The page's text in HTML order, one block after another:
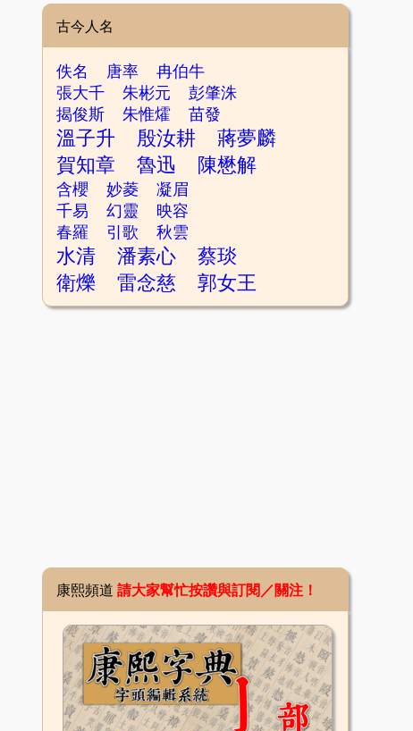
古今人名
佚名 唐率
冉伯牛
張大千
朱彬元
彭肇洙
揭俊斯
朱惟㸌 苗發
溫子升 殷汝耕
蔣夢麟
賀知章
魯迅 陳懋解
含櫻 妙菱
凝眉
千易
幻靈
映容
春羅
引歌 秋雲
水清 潘素心
蔡琰
衛爍
雷念慈 郭女王
康熙頻道 請大家幫忙按讚與訂閱／關注！